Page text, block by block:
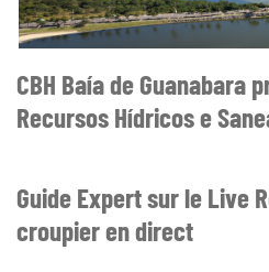
CBH Baía de Guanabara
Recursos Hídricos e
Guide Expert sur le Live
croupier en direct